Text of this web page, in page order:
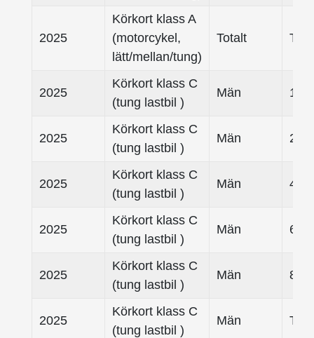
2025
Körkort klass A
(motorcykel,
lätt/mellan/tung)
Totalt
2025
Körkort klass C
(tung lastbil )
Män 18 -
2025
Körkort klass C
(tung lastbil )
Män 25-
2025
Körkort klass C
(tung lastbil )
Män 45-
2025
Körkort klass C
(tung lastbil )
Män 65-
2025
Körkort klass C
(tung lastbil )
Män 80-
2025
Körkort klass C
(tung lastbil )
Män